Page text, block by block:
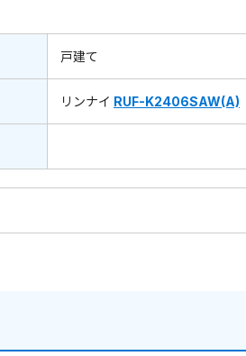
戸建て
リンナイ RUF-K2406SAW(A)